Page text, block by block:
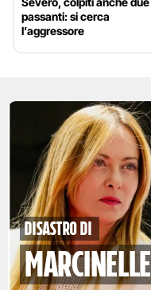
passanti: si cerca
l’aggressore
disastro di
marcinelle